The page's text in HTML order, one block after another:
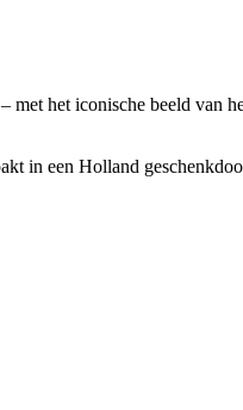
het iconische beeld
in een Holland